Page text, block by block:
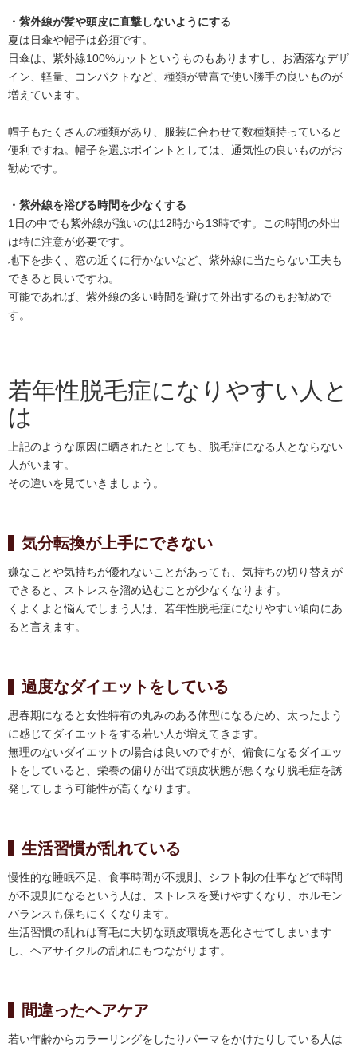
・紫外線が髪や頭皮に直撃しないようにする
夏は日傘や帽子は必須です。
日傘は、紫外線100%カットというものもありますし、お洒落なデザ
イン、軽量、コンパクトなど、種類が豊富で使い勝手の良いものが
増えています。
帽子もたくさんの種類があり、服装に合わせて数種類持っていると
便利ですね。帽子を選ぶポイントとしては、通気性の良いものがお
勧めです。
・紫外線を浴びる時間を少なくする
1日の中でも紫外線が強いのは12時から13時です。この時間の外出
は特に注意が必要です。
地下を歩く、窓の近くに行かないなど、紫外線に当たらない工夫も
できると良いですね。
可能であれば、紫外線の多い時間を避けて外出するのもお勧めで
す。
若年性脱毛症になりやすい人と
は
上記のような原因に晒されたとしても、脱毛症になる人とならない
人がいます。
その違いを見ていきましょう。
気分転換が上手にできない
嫌なことや気持ちが優れないことがあっても、気持ちの切り替えが
できると、ストレスを溜め込むことが少なくなります。
くよくよと悩んでしまう人は、若年性脱毛症になりやすい傾向にあ
ると言えます。
過度なダイエットをしている
思春期になると女性特有の丸みのある体型になるため、太ったよう
に感じてダイエットをする若い人が増えてきます。
無理のないダイエットの場合は良いのですが、偏食になるダイエッ
トをしていると、栄養の偏りが出て頭皮状態が悪くなり脱毛症を誘
発してしまう可能性が高くなります。
生活習慣が乱れている
慢性的な睡眠不足、食事時間が不規則、シフト制の仕事などで時間
が不規則になるという人は、ストレスを受けやすくなり、ホルモン
バランスも保ちにくくなります。
生活習慣の乱れは育毛に大切な頭皮環境を悪化させてしまいます
し、ヘアサイクルの乱れにもつながります。
間違ったヘアケア
若い年齢からカラーリングをしたりパーマをかけたりしている人は